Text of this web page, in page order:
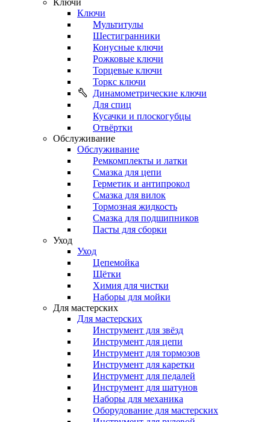
Ключи
Ключи
Мультитулы
Шестигранники
Конусные ключи
Рожковые ключи
Торцевые ключи
Торкс ключи
Динамометрические ключи
Для спиц
Кусачки и плоскогубцы
Отвёртки
Обслуживание
Обслуживание
Ремкомплекты и латки
Смазка для цепи
Герметик и антипрокол
Смазка для вилок
Тормозная жидкость
Смазка для подшипников
Пасты для сборки
Уход
Уход
Цепемойка
Щётки
Химия для чистки
Наборы для мойки
Для мастерских
Для мастерских
Инструмент для звёзд
Инструмент для цепи
Инструмент для тормозов
Инструмент для каретки
Инструмент для педалей
Инструмент для шатунов
Наборы для механика
Оборудование для мастерских